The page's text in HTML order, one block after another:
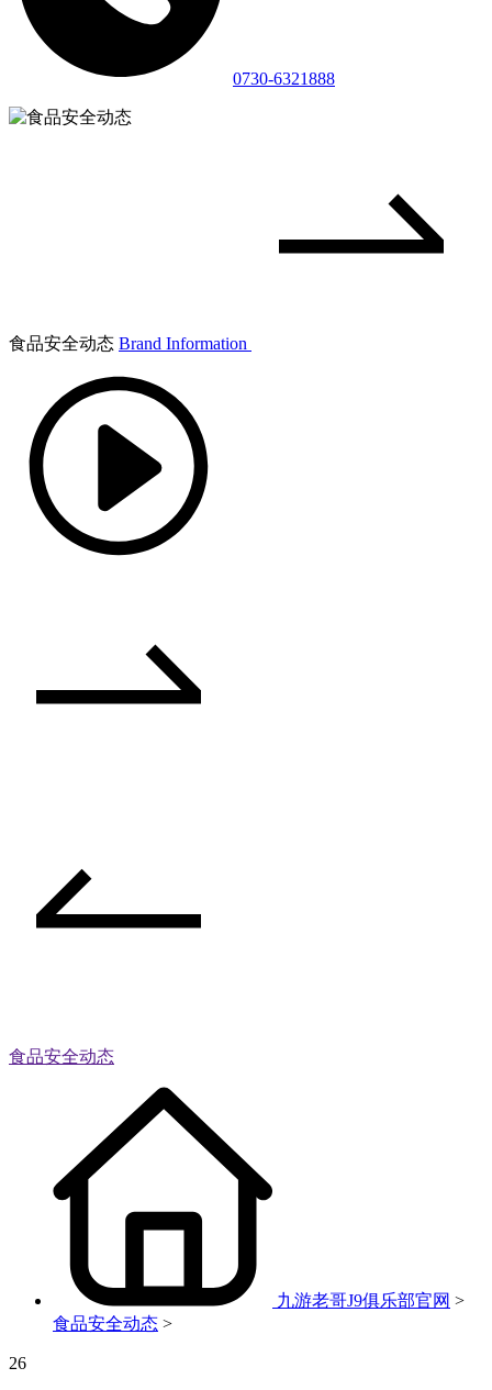
0730-6321888
食品安全动态 Brand Information
食品安全动态
九游老哥J9俱乐部官网 >
食品安全动态 >
26